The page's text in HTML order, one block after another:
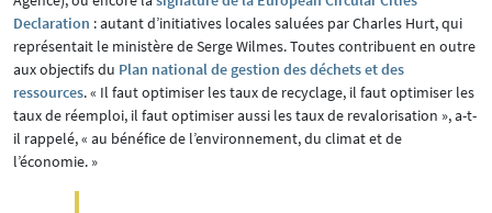
Declaration : autant d’initiatives locales saluées par Charles Hurt, qui
représentait le ministère de Serge Wilmes. Toutes contribuent en outre
aux objectifs du Plan national de gestion des déchets et des
ressources. « Il faut optimiser les taux de recyclage, il faut optimiser les
taux de réemploi, il faut optimiser aussi les taux de revalorisation », a-t-
il rappelé, « au bénéfice de l’environnement, du climat et de
l’économie. »